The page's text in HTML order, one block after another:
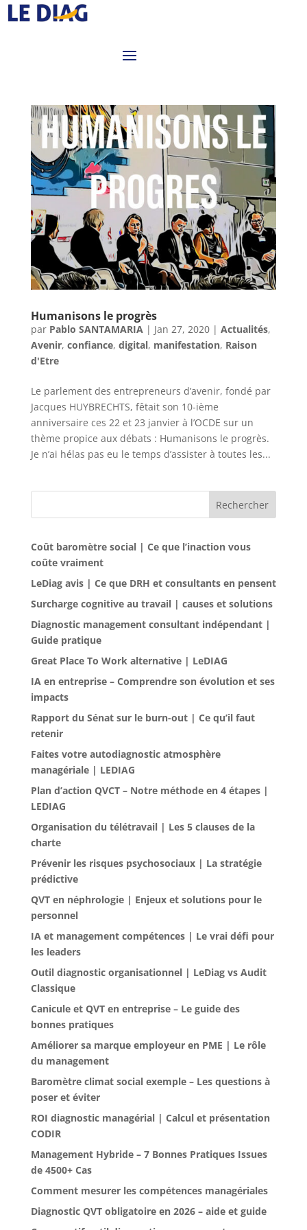
Humanisons le progrès
par Pablo SANTAMARIA | Jan 27, 2020| Actualités,
Avenir, confiance, digital, manifestation, Raison
d'Etre
Le parlement des entrepreneurs d’avenir, fondé par
Jacques HUYBRECHTS, fêtait son 10-ième
anniversaire ces 22 et 23 janvier à l’OCDE sur un
thème propice aux débats : Humanisons le progrès.
Je n’ai hélas pas eu le temps d’assister à toutes les...
Rechercher
Coût baromètre social | Ce que l’inaction vous
coûte vraiment
LeDiag avis | Ce que DRH et consultants en pensent
Surcharge cognitive au travail | causes et solutions
Diagnostic management consultant indépendant |
Guide pratique
Great Place To Work alternative | LeDIAG
IA en entreprise – Comprendre son évolution et ses
impacts
Rapport du Sénat sur le burn-out | Ce qu’il faut
retenir
Faites votre autodiagnostic atmosphère
managériale | LEDIAG
Plan d’action QVCT – Notre méthode en 4 étapes |
LEDIAG
Organisation du télétravail | Les 5 clauses de la
charte
Prévenir les risques psychosociaux | La stratégie
prédictive
QVT en néphrologie | Enjeux et solutions pour le
personnel
IA et management compétences | Le vrai défi pour
les leaders
Outil diagnostic organisationnel | LeDiag vs Audit
Classique
Canicule et QVT en entreprise – Le guide des
bonnes pratiques
Améliorer sa marque employeur en PME | Le rôle
du management
Baromètre climat social exemple – Les questions à
poser et éviter
ROI diagnostic managérial | Calcul et présentation
CODIR
Management Hybride – 7 Bonnes Pratiques Issues
de 4500+ Cas
Comment mesurer les compétences managériales
Diagnostic QVT obligatoire en 2026 – aide et guide